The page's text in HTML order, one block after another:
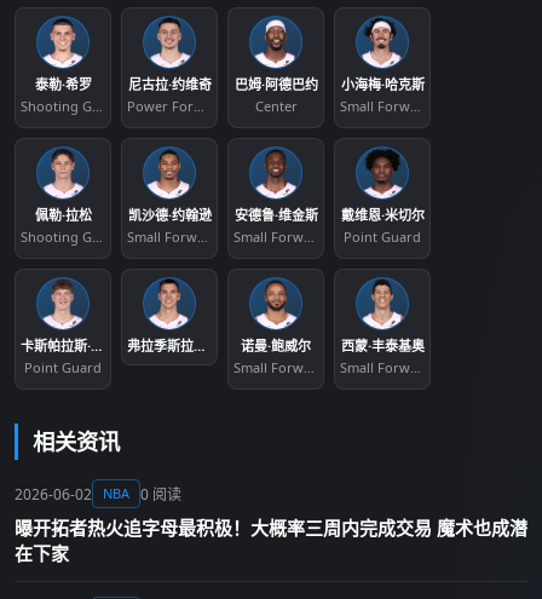
泰勒·希罗
Shooting Guard
尼古拉·约维奇
Power Forward
巴姆·阿德巴约
Center
小海梅·哈克斯
Small Forward
佩勒·拉松
Shooting Guard
凯沙德·约翰逊
Small Forward
安德鲁·维金斯
Small Forward
戴维恩·米切尔
Point Guard
卡斯帕拉斯·雅库西奥尼斯
Point Guard
弗拉季斯拉夫·戈尔金
诺曼·鲍威尔
Small Forward
西蒙·丰泰基奥
Small Forward
相关资讯
2026-06-02 NBA 0 阅读
曝开拓者热火追字母最积极！大概率三周内完成交易 魔术也成潜
在下家